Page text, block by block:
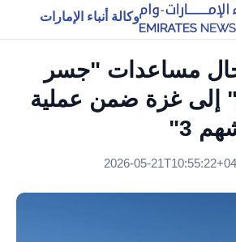
وكالة أنباء الإمارات
مساعدات "جسر
إلى غزة ضمن عملية
3"
2026-05-